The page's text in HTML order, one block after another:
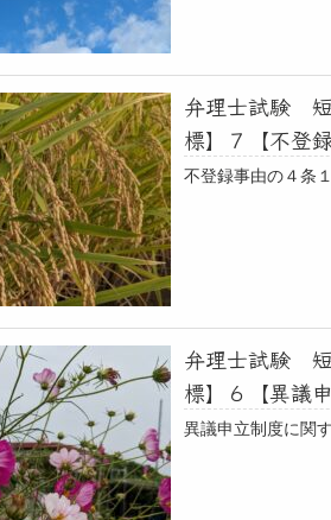
弁理士試験
標】７【不登
不登録事由の４条
弁理士試験
標】６【異議申
異議申立制度に関